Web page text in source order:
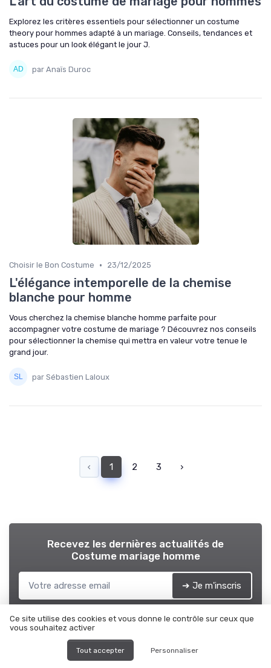
Explorez les critères essentiels pour sélectionner un costume
theory pour hommes adapté à un mariage. Conseils, tendances et
astuces pour un look élégant le jour J.
par Anaïs Duroc
Choisir le Bon Costume • 23/12/2025
L'élégance intemporelle de la chemise
blanche pour homme
Vous cherchez la chemise blanche homme parfaite pour
accompagner votre costume de mariage ? Découvrez nos conseils
pour sélectionner la chemise qui mettra en valeur votre tenue le
grand jour.
par Sébastien Laloux
‹ 1 2 3 ›
Recevez les dernières actualités de
Costume mariage homme
➔ Je m'inscris
des fins commerciales par Costume mariage homme et ses
partenaires.
Ce site utilise des cookies et vous donne le contrôle sur ceux que
vous souhaitez activer
Tout accepter Personnaliser